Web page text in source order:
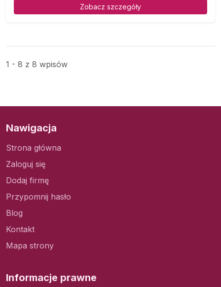
Zobacz szczegóły
1 - 8 z 8 wpisów
Nawigacja
Strona główna
Zaloguj się
Dodaj firmę
Przypomnij hasło
Blog
Kontakt
Mapa strony
Informacje prawne